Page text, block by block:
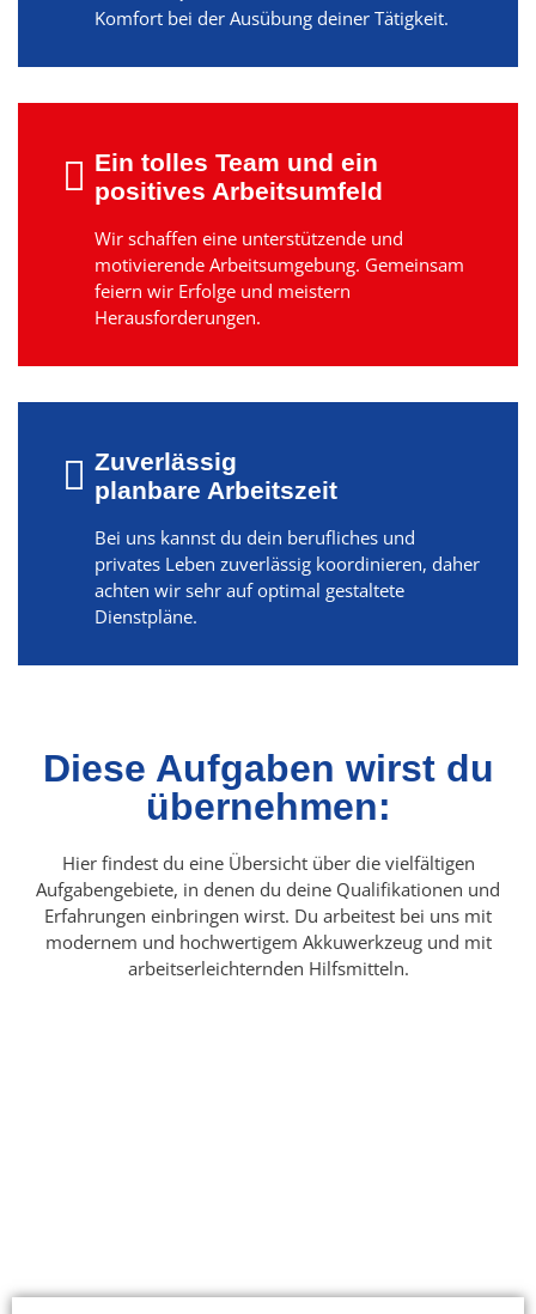
Zuverlässig
planbare Arbeitszeit
Bei uns kannst du dein berufliches und
privates Leben zuverlässig koordinieren, daher
achten wir sehr auf optimal gestaltete
Dienstpläne.
Ein tolles Team und ein
positives Arbeitsumfeld
Wir schaffen eine unterstützende und
motivierende Arbeitsumgebung. Gemeinsam
feiern wir Erfolge und meistern
Herausforderungen.
Komfort bei der Ausübung deiner Tätigkeit.
Diese Aufgaben wirst du
übernehmen:
Hier findest du eine Übersicht über die vielfältigen
Aufgabengebiete, in denen du deine Qualifikationen und
Erfahrungen einbringen wirst. Du arbeitest bei uns mit
modernem und hochwertigem Akkuwerkzeug und mit
arbeitserleichternden Hilfsmitteln.